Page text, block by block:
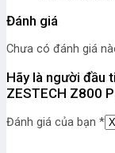
Đánh giá
Chưa có đánh giá
Hãy là người đầu
ZESTECH Z800
Đánh giá của bạn *